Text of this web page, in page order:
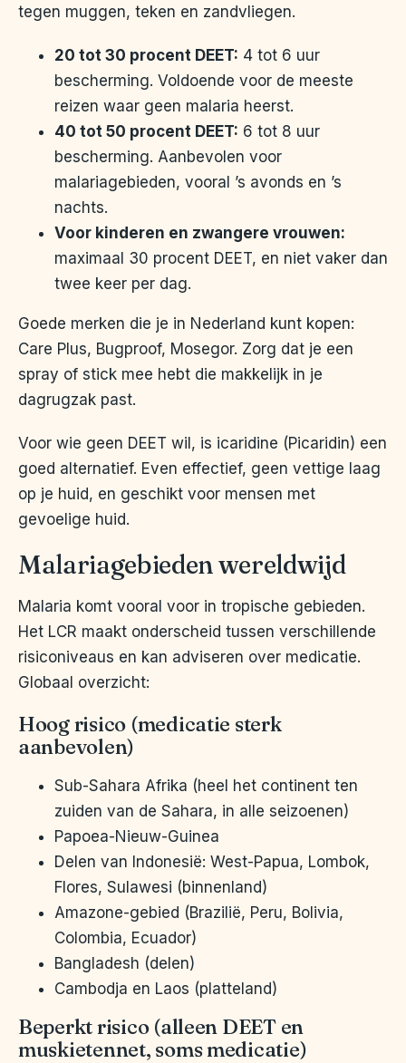
tegen muggen, teken en zandvliegen.
20 tot 30 procent DEET: 4 tot 6 uur
bescherming. Voldoende voor de meeste
reizen waar geen malaria heerst.
40 tot 50 procent DEET: 6 tot 8 uur
bescherming. Aanbevolen voor
malariagebieden, vooral ’s avonds en ’s
nachts.
Voor kinderen en zwangere vrouwen:
maximaal 30 procent DEET, en niet vaker dan
twee keer per dag.
Goede merken die je in Nederland kunt kopen:
Care Plus, Bugproof, Mosegor. Zorg dat je een
spray of stick mee hebt die makkelijk in je
dagrugzak past.
Voor wie geen DEET wil, is icaridine (Picaridin) een
goed alternatief. Even effectief, geen vettige laag
op je huid, en geschikt voor mensen met
gevoelige huid.
Malariagebieden wereldwijd
Malaria komt vooral voor in tropische gebieden.
Het LCR maakt onderscheid tussen verschillende
risiconiveaus en kan adviseren over medicatie.
Globaal overzicht:
Hoog risico (medicatie sterk
aanbevolen)
Sub-Sahara Afrika (heel het continent ten
zuiden van de Sahara, in alle seizoenen)
Papoea-Nieuw-Guinea
Delen van Indonesië: West-Papua, Lombok,
Flores, Sulawesi (binnenland)
Amazone-gebied (Brazilië, Peru, Bolivia,
Colombia, Ecuador)
Bangladesh (delen)
Cambodja en Laos (platteland)
Beperkt risico (alleen DEET en
muskietennet, soms medicatie)